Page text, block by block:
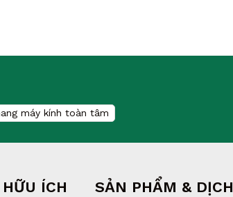
máy kính toàn tâm
ÍCH
SẢN PHẨM & DỊCH